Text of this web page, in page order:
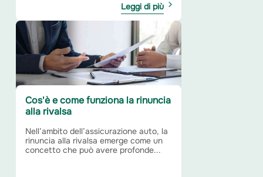
Leggi di più
Cos'è e come funziona la rinuncia
alla rivalsa
Nell’ambito dell’assicurazione auto, la
rinuncia alla rivalsa emerge come un
concetto che può avere profonde...